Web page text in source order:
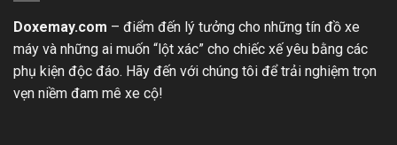
Doxemay.com – điểm đến lý tưởng cho những tín đồ xe
máy và những ai muốn “lột xác” cho chiếc xế yêu bằng các
phụ kiện độc đáo. Hãy đến với chúng tôi để trải nghiệm trọn
vẹn niềm đam mê xe cộ!